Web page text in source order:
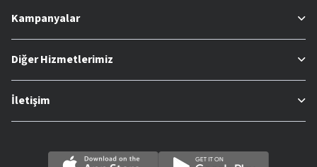
Kampanyalar
Diğer Hizmetlerimiz
İletişim